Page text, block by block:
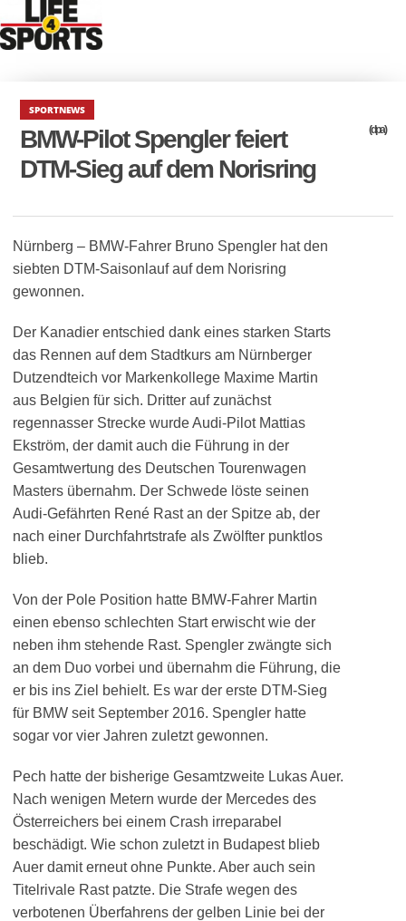
SPORTNEWS
BMW-Pilot Spengler feiert
DTM-Sieg auf dem Norisring
(dpa)
Nürnberg – BMW-Fahrer Bruno Spengler hat den
siebten DTM-Saisonlauf auf dem Norisring
gewonnen.
Der Kanadier entschied dank eines starken Starts
das Rennen auf dem Stadtkurs am Nürnberger
Dutzendteich vor Markenkollege Maxime Martin
aus Belgien für sich. Dritter auf zunächst
regennasser Strecke wurde Audi-Pilot Mattias
Ekström, der damit auch die Führung in der
Gesamtwertung des Deutschen Tourenwagen
Masters übernahm. Der Schwede löste seinen
Audi-Gefährten René Rast an der Spitze ab, der
nach einer Durchfahrtstrafe als Zwölfter punktlos
blieb.
Von der Pole Position hatte BMW-Fahrer Martin
einen ebenso schlechten Start erwischt wie der
neben ihm stehende Rast. Spengler zwängte sich
an dem Duo vorbei und übernahm die Führung, die
er bis ins Ziel behielt. Es war der erste DTM-Sieg
für BMW seit September 2016. Spengler hatte
sogar vor vier Jahren zuletzt gewonnen.
Pech hatte der bisherige Gesamtzweite Lukas Auer.
Nach wenigen Metern wurde der Mercedes des
Österreichers bei einem Crash irreparabel
beschädigt. Wie schon zuletzt in Budapest blieb
Auer damit erneut ohne Punkte. Aber auch sein
Titelrivale Rast patzte. Die Strafe wegen des
verbotenen Überfahrens der gelben Linie bei der